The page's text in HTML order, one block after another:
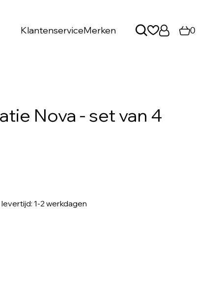
KlantenserviceMerken 0
Nova - set van 4
levertijd: 1-2 werkdagen